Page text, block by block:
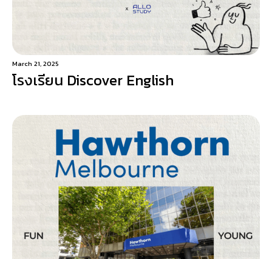
March 21, 2025
โรงเรียน Discover English